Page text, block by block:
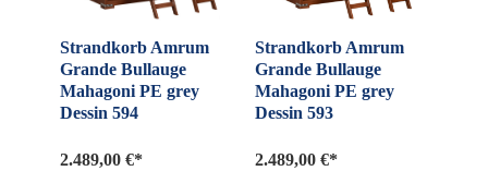
Strandkorb Amrum
Grande Bullauge
Mahagoni PE grey
Dessin 594
2.489,00 €*
Strandkorb Amrum
Grande Bullauge
Mahagoni PE grey
Dessin 593
2.489,00 €*